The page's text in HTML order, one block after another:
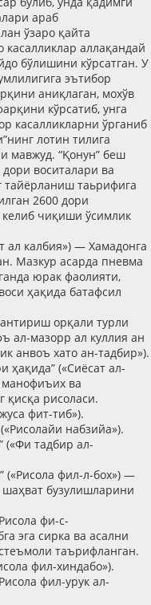
араб
ўзаро қайта
аллақандай
бўлишини кўрсатган. У
эътибор
аниқлаган, мохўв
кўрсатиб, унга
касалликларни ўрганиб
лотин тилига
мавжуд. “Қонун” беш
воситалари ва
тайёрланиш таьрифига
2600 дори
келиб чиқиши ўсимлик
ал калбия») — Хамадонга
Мазкур асарда пневма
юрак фаолияти,
ҳақида батафсил
орқали турли
ал-мазорр ал куллия ан
анвоъ хато ан-тадбир»).
ҳақида” («Сиёсат ал-
ва
қисқа рисоласи.
фит-тиб»).
набзийа»).
(«Фи тадбир ал-
(«Рисола фил-л-бох») —
бузулишларини
фи-с-
эга сирка ва асални
таърифланган.
фил-хиндабо»).
фил-урук ал-